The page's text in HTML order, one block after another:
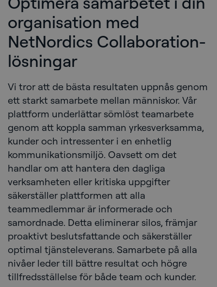
organisation med
NetNordics Collaboration-
lösningar
Vi tror att de bästa resultaten uppnås genom
ett starkt samarbete mellan människor. Vår
plattform underlättar sömlöst teamarbete
genom att koppla samman yrkesverksamma,
kunder och intressenter i en enhetlig
kommunikationsmiljö. Oavsett om det
handlar om att hantera den dagliga
verksamheten eller kritiska uppgifter
säkerställer plattformen att alla
teammedlemmar är informerade och
samordnade. Detta eliminerar silos, främjar
proaktivt beslutsfattande och säkerställer
optimal tjänsteleverans. Samarbete på alla
nivåer leder till bättre resultat och högre
tillfredsställelse för både team och kunder.